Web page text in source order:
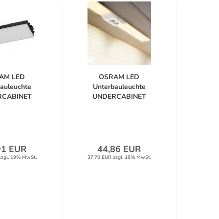
LED
EUR
19% MwSt.
OSRAM LED
Unterbauleuchte
UNDERCABINET
44,86 EUR
37,70 EUR zzgl. 19% MwSt.